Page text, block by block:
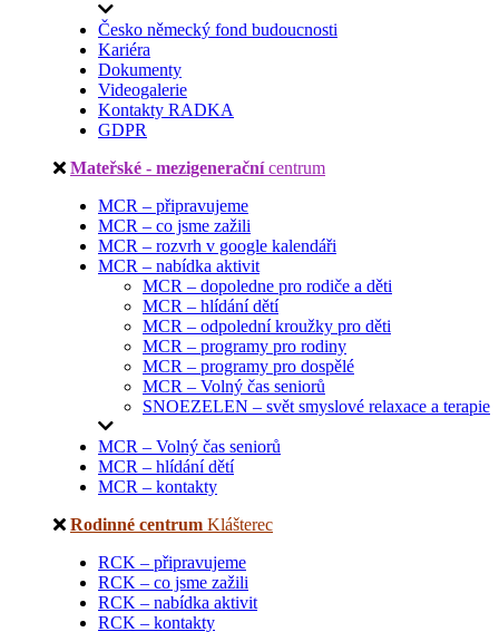
Česko německý fond budoucnosti
Kariéra
Dokumenty
Videogalerie
Kontakty RADKA
GDPR
Mateřské - mezigenerační centrum
MCR – připravujeme
MCR – co jsme zažili
MCR – rozvrh v google kalendáři
MCR – nabídka aktivit
MCR – dopoledne pro rodiče a děti
MCR – hlídání dětí
MCR – odpolední kroužky pro děti
MCR – programy pro rodiny
MCR – programy pro dospělé
MCR – Volný čas seniorů
SNOEZELEN – svět smyslové relaxace a terapie
MCR – Volný čas seniorů
MCR – hlídání dětí
MCR – kontakty
Rodinné centrum Klášterec
RCK – připravujeme
RCK – co jsme zažili
RCK – nabídka aktivit
RCK – kontakty